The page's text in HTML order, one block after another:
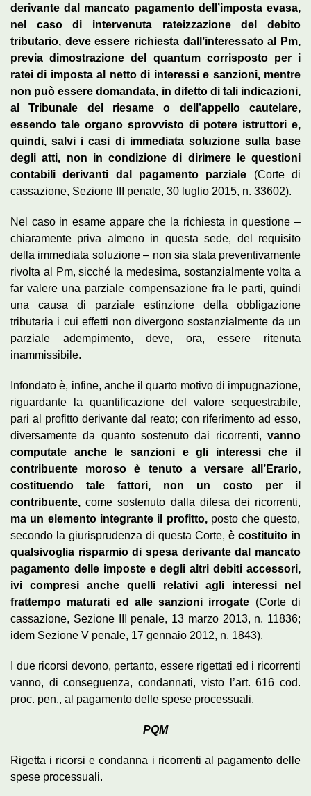
derivante dal mancato pagamento dell’imposta evasa,
nel caso di intervenuta rateizzazione del debito
tributario, deve essere richiesta dall’interessato al Pm,
previa dimostrazione del quantum corrisposto per i
ratei di imposta al netto di interessi e sanzioni, mentre
non può essere domandata, in difetto di tali indicazioni,
al Tribunale del riesame o dell’appello cautelare,
essendo tale organo sprovvisto di potere istruttori e,
quindi, salvi i casi di immediata soluzione sulla base
degli atti, non in condizione di dirimere le questioni
contabili derivanti dal pagamento parziale (Corte di
cassazione, Sezione III penale, 30 luglio 2015, n. 33602).
Nel caso in esame appare che la richiesta in questione –
chiaramente priva almeno in questa sede, del requisito
della immediata soluzione – non sia stata preventivamente
rivolta al Pm, sicché la medesima, sostanzialmente volta a
far valere una parziale compensazione fra le parti, quindi
una causa di parziale estinzione della obbligazione
tributaria i cui effetti non divergono sostanzialmente da un
parziale adempimento, deve, ora, essere ritenuta
inammissibile.
Infondato è, infine, anche il quarto motivo di impugnazione,
riguardante la quantificazione del valore sequestrabile,
pari al profitto derivante dal reato; con riferimento ad esso,
diversamente da quanto sostenuto dai ricorrenti, vanno
computate anche le sanzioni e gli interessi che il
contribuente moroso è tenuto a versare all’Erario,
costituendo tale fattori, non un costo per il
contribuente, come sostenuto dalla difesa dei ricorrenti,
ma un elemento integrante il profitto,posto che questo,
secondo la giurisprudenza di questa Corte, è costituito in
qualsivoglia risparmio di spesa derivante dal mancato
pagamento delle imposte e degli altri debiti accessori,
ivi compresi anche quelli relativi agli interessi nel
frattempo maturati ed alle sanzioni irrogate (Corte di
cassazione, Sezione III penale, 13 marzo 2013, n. 11836;
idem Sezione V penale, 17 gennaio 2012, n. 1843).
I due ricorsi devono, pertanto, essere rigettati ed i ricorrenti
vanno, di conseguenza, condannati, visto l’art. 616 cod.
proc. pen., al pagamento delle spese processuali.
PQM
Rigetta i ricorsi e condanna i ricorrenti al pagamento delle
spese processuali.